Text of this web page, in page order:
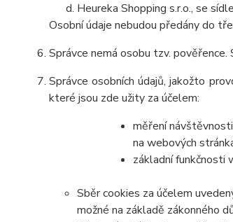
Heureka Shopping s.r.o., se
Osobní údaje nebudou předány do
Správce nemá osobu tzv.
Správce osobních údajů, jakožto
které jsou zde užity za účelem:
měření
na webových
základní funkčnosti
Sběr cookies za účelem
možné na základě zákonného